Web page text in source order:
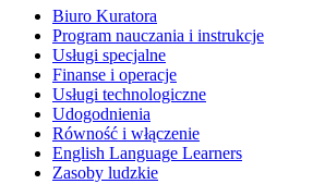
Biuro Kuratora
Program nauczania i instrukcje
Usługi specjalne
Finanse i operacje
Usługi technologiczne
Udogodnienia
Równość i włączenie
English Language Learners
Zasoby ludzkie